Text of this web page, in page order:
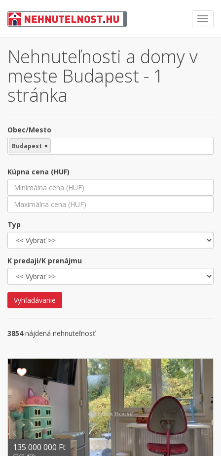
Nehnuteľnosti a domy v
meste Budapest - 1
stránka
Obec/Mesto
Budapest ×
Kúpna cena (HUF)
Typ
K predaji/K prenájmu
Vyhľadávanie
3854nájdená nehnuteľnosť
135 000 000 Ft